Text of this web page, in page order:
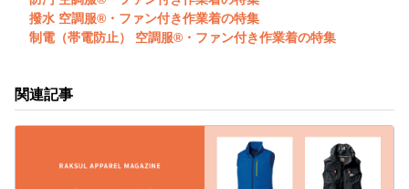
撥水 空調服®・ファン付き作業着の特集
制電（帯電防止） 空調服®・ファン付き作業着の特集
関連記事